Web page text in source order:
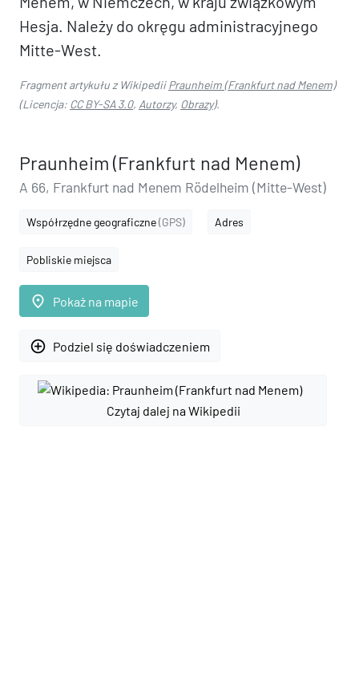
Hesja. Należy do okręgu administracyjnego
Mitte-West.
Fragment artykułu z WikipediiPraunheim (Frankfurt nad Menem)
(Licencja: CC BY-SA 3.0, Autorzy, Obrazy).
Praunheim (Frankfurt nad Menem)
A 66, Frankfurt nad Menem Rödelheim (Mitte-West)
Współrzędne geograficzne(GPS) Adres
Pobliskie miejsca
place Pokaż na mapie
add_circle_outline Podziel się doświadczeniem
Czytaj dalej na Wikipedii